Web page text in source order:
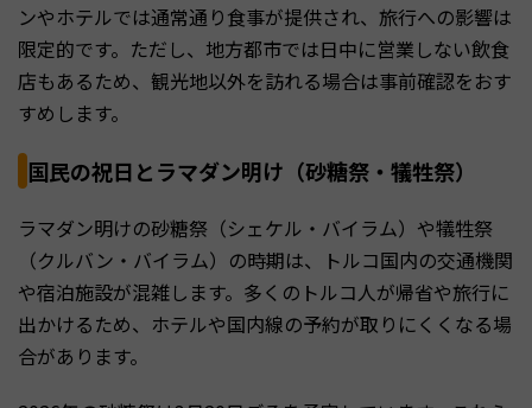
ンやホテルでは通常通り食事が提供され、旅行への影響は
限定的です。ただし、地方都市では日中に営業しない飲食
店もあるため、観光地以外を訪れる場合は事前確認をおす
すめします。
国民の祝日とラマダン明け（砂糖祭・犠牲祭）
ラマダン明けの砂糖祭（シェケル・バイラム）や犠牲祭
（クルバン・バイラム）の時期は、トルコ国内の交通機関
や宿泊施設が混雑します。多くのトルコ人が帰省や旅行に
出かけるため、ホテルや国内線の予約が取りにくくなる場
合があります。